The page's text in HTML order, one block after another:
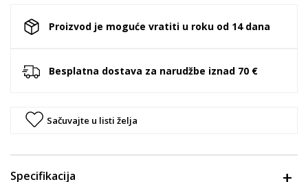
Proizvod je moguće vratiti u roku od 14 dana
Besplatna dostava za narudžbe iznad 70 €
Sačuvajte u listi želja
Specifikacija